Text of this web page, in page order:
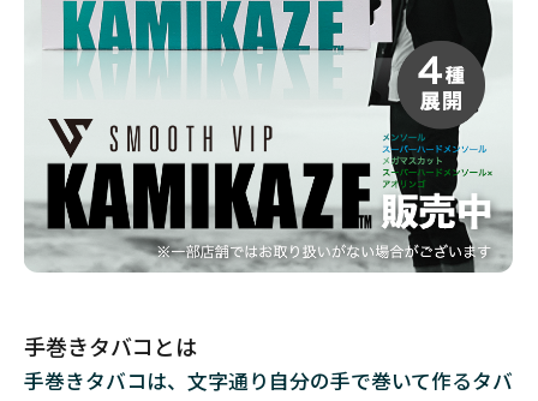
2
き
タ
バ
コ
の
フ
ィ
ー
の
手巻きタバコとは
手巻きタバコは、文字通り自分の手で巻いて作るタバ